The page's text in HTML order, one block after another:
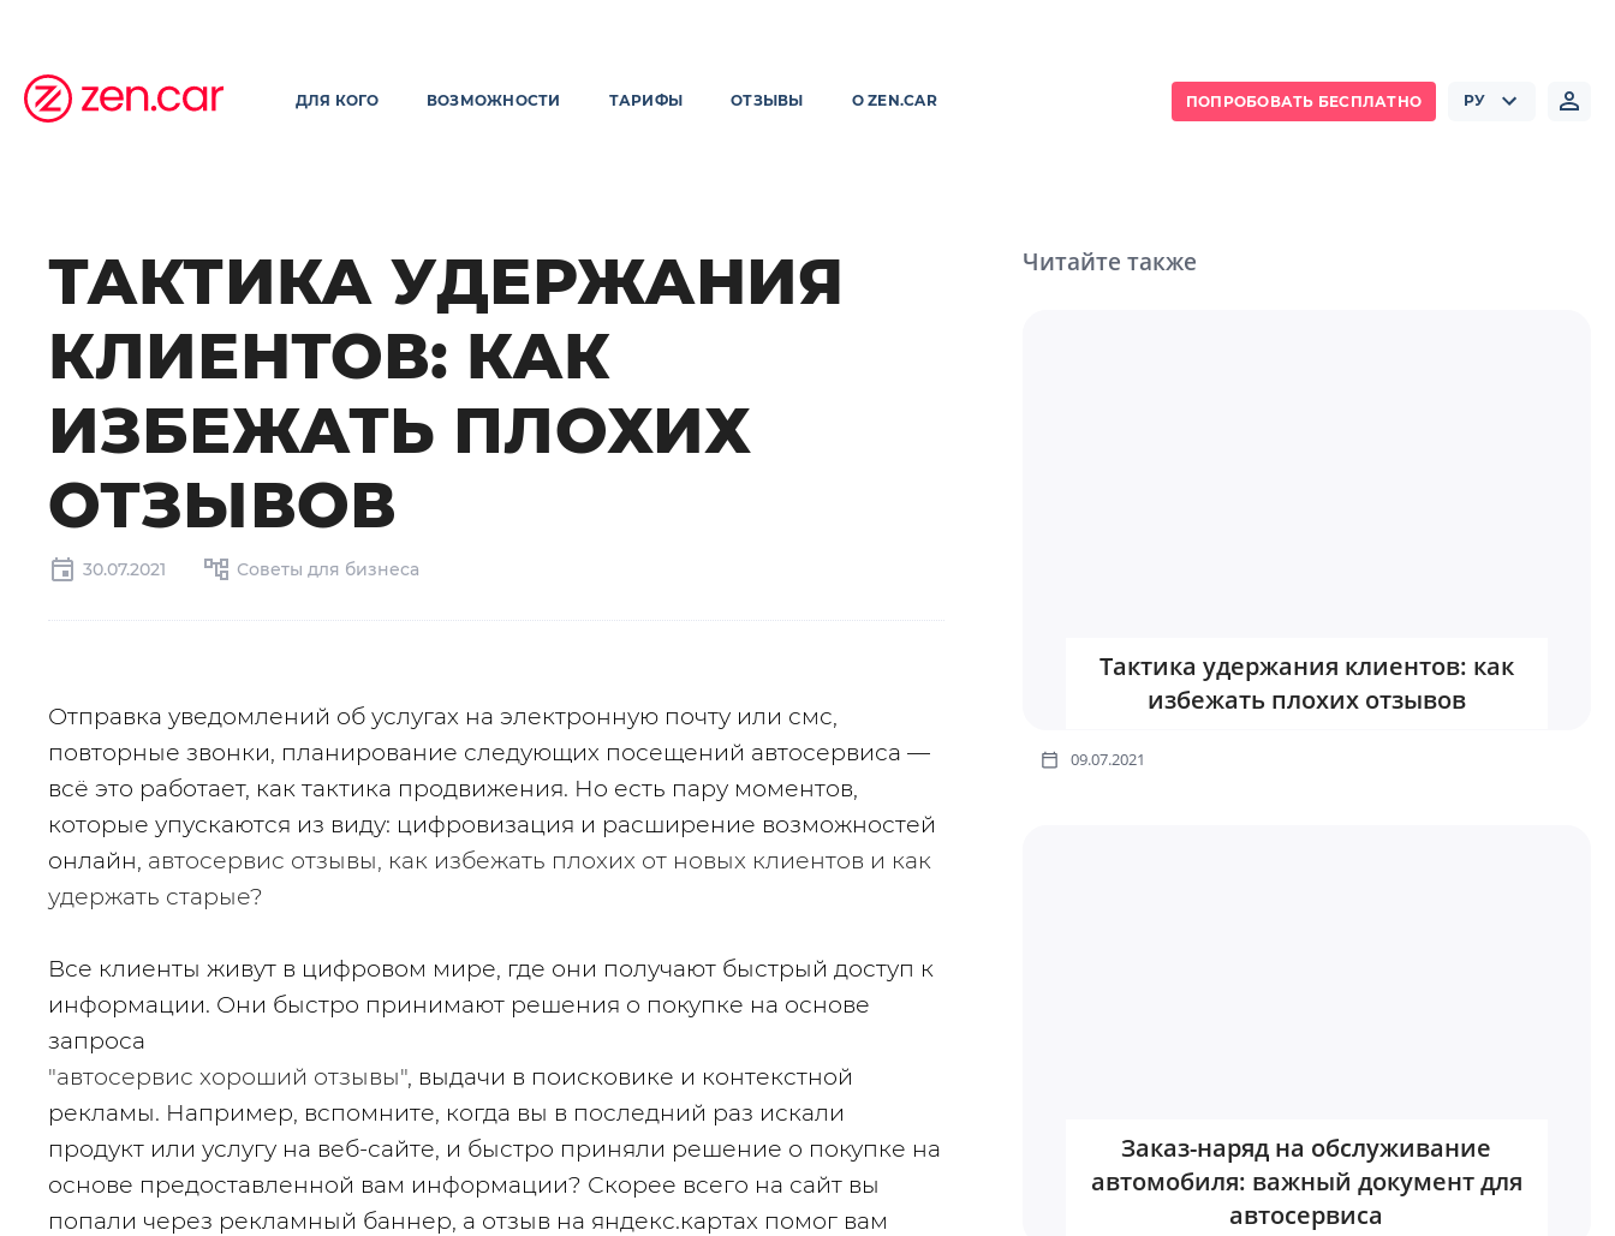
ДЛЯ КОГО ВОЗМОЖНОСТИ ТАРИФЫ ОТЗЫВЫ О ZEN.CAR ПОПРОБОВАТЬ БЕСПЛАТНО РУ
ТАКТИКА УДЕРЖАНИЯ
КЛИЕНТОВ: КАК
ИЗБЕЖАТЬ ПЛОХИХ
ОТЗЫВОВ
30.07.2021 Советы для бизнеса
Отправка уведомлений об услугах на электронную почту или смс,
повторные звонки, планирование следующих посещений автосервиса —
всё это работает, как тактика продвижения. Но есть пару моментов,
которые упускаются из виду: цифровизация и расширение возможностей
онлайн, автосервис отзывы, как избежать плохих от новых клиентов и как
удержать старые?
Все клиенты живут в цифровом мире, где они получают быстрый доступ к
информации. Они быстро принимают решения о покупке на основе
запроса
"автосервис хороший отзывы", выдачи в поисковике и контекстной
рекламы. Например, вспомните, когда вы в последний раз искали
продукт или услугу на веб-сайте, и быстро приняли решение о покупке на
основе предоставленной вам информации? Скорее всего на сайт вы
попали через рекламный баннер, а отзыв на яндекс.картах помог вам
Читайте также
Тактика удержания клиентов: как
избежать плохих отзывов
09.07.2021
Заказ-наряд на обслуживание
автомобиля: важный документ для
автосервиса